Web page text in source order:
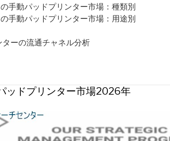
手動パッドプリンター市場：種類別
手動パッドプリンター市場：用途別
ーの流通チャネル分析
ッドプリンター市場2026年